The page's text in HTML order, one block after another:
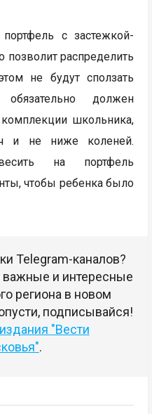
с застежкой-
позволит распределить
не будут сползать
должен
комплекции школьника,
и не ниже коленей.
на портфель
чтобы ребенка было
Telegram-каналов?
и интересные
региона в новом
подписывайся!
"Вести
.